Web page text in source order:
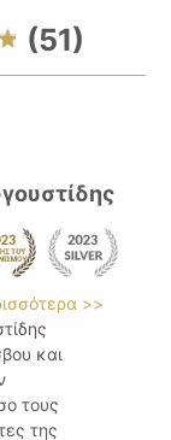
(51)
>>
και
τους
της